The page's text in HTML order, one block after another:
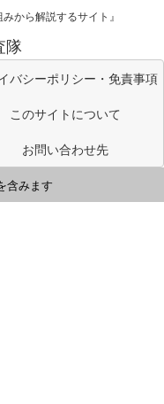
から解説するサイト』
隊
バシーポリシー・免責事項
このサイトについて
お問い合わせ先
含みます